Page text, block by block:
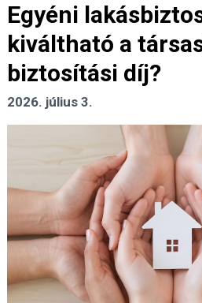
Egyéni
kiváltható a
biztosítási díj?
2026. július 3.